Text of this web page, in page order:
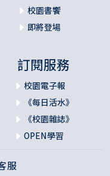
校園書饗
即將登場
訂閱服務
校園電子報
《每日活水》
《校園雜誌》
OPEN學習
服